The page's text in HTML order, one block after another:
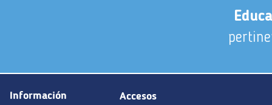
Información
Accesos